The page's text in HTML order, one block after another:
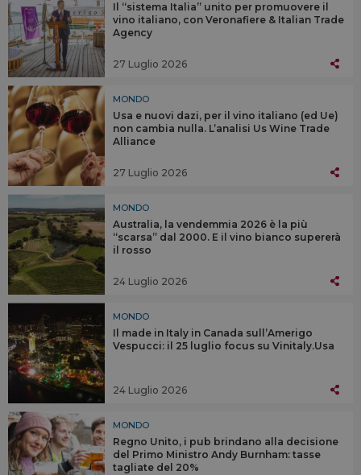
Il “sistema Italia” unito per promuovere il
vino italiano, con Veronafiere & Italian Trade
Agency
27 Luglio 2026
MONDO
Usa e nuovi dazi, per il vino italiano (ed Ue)
non cambia nulla. L’analisi Us Wine Trade
Alliance
27 Luglio 2026
MONDO
Australia, la vendemmia 2026 è la più
“scarsa” dal 2000. E il vino bianco supererà
il rosso
24 Luglio 2026
MONDO
Il made in Italy in Canada sull’Amerigo
Vespucci: il 25 luglio focus su Vinitaly.Usa
24 Luglio 2026
MONDO
Regno Unito, i pub brindano alla decisione
del Primo Ministro Andy Burnham: tasse
tagliate del 20%